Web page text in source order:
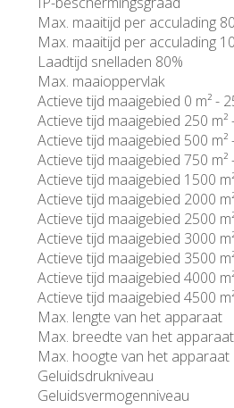
Max. maaitijd per acculading
Max. maaitijd per acculading
Laadtijd snelladen 80%
Max. maaioppervlak
Actieve tijd maaigebied 0 m² -
Actieve tijd maaigebied 250 m²
Actieve tijd maaigebied 500 m²
Actieve tijd maaigebied 750 m²
Actieve tijd maaigebied 1500
Actieve tijd maaigebied 2000
Actieve tijd maaigebied 2500
Actieve tijd maaigebied 3000
Actieve tijd maaigebied 3500
Actieve tijd maaigebied 4000
Actieve tijd maaigebied 4500
Max. lengte van het apparaat
Max. breedte van het apparaat
Max. hoogte van het apparaat
Geluidsdrukniveau
Geluidsvermogenniveau